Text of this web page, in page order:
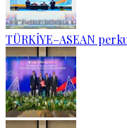
TÜRKİYE–ASEAN